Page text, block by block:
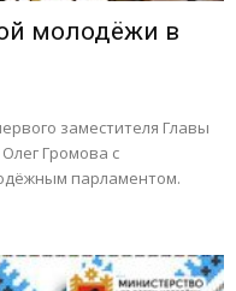
молодёжи в
заместителя Главы
Громова с
парламентом.